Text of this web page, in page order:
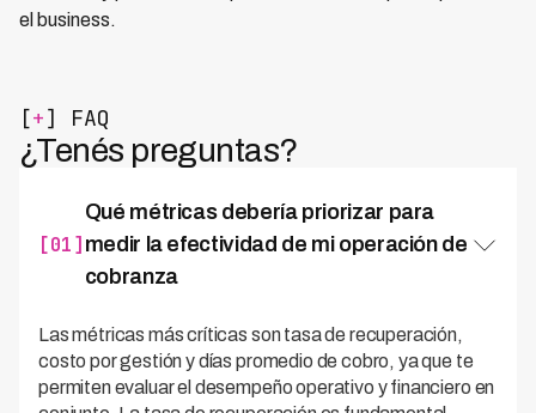
el business.
[+] FAQ
¿Tenés preguntas?
[01]
Qué métricas debería priorizar para
medir la efectividad de mi operación de
cobranza
Las métricas más críticas son tasa de recuperación,
costo por gestión y días promedio de cobro, ya que te
permiten evaluar el desempeño operativo y financiero en